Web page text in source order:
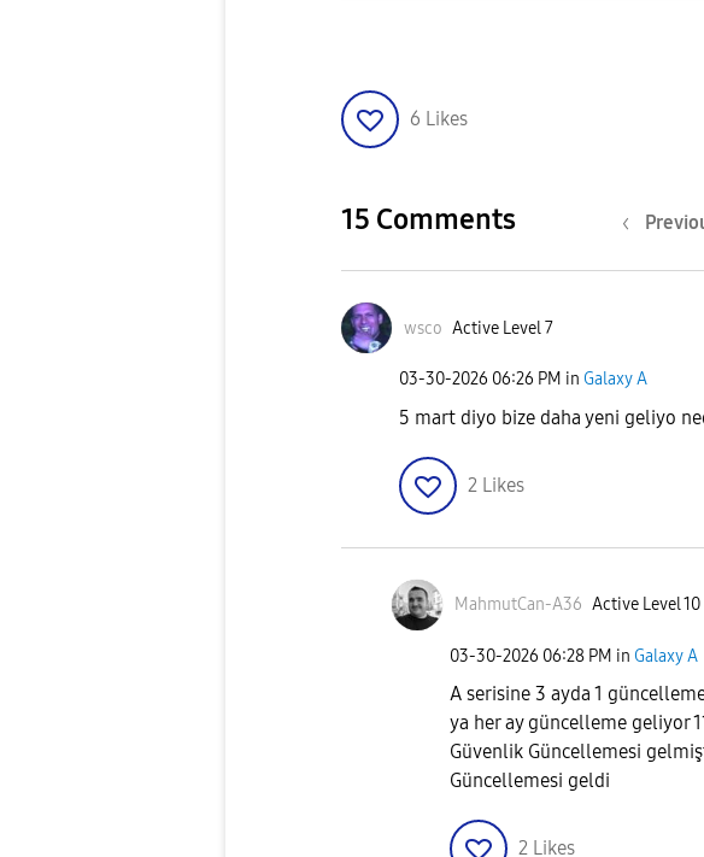
6 Likes
15 Comments
wsco Active Level 7
‎03-30-2026 06:26 PM in Galaxy A
5 mart diyo bize daha yeni geliyo
2 Likes
MahmutCan-A36 Active Level 10
‎03-30-2026 06:28 PM in Galaxy A
A serisine 3 ayda 1
ya her ay güncelleme geliyor
Güvenlik Güncellemesi
Güncellemesi geldi
2 Likes